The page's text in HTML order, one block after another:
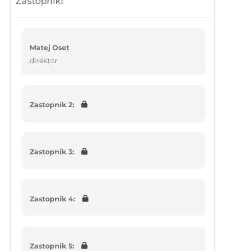
Matej Oset
direktor
Zastopnik 2:
Zastopnik 3:
Zastopnik 4:
Zastopnik 5: